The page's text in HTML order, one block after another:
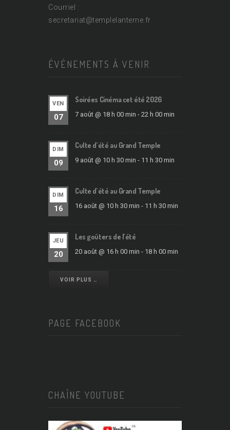
Courriel :
secretariat@templelanterne.fr
ÉVÉNEMENTS À VENIR
VEN
07
Soirées Cinéma cet été 2026
7 août @ 18 h 00 min - 22 h 00 min
DIM
09
Culte d’été au Grand Temple
9 août @ 10 h 30 min - 11 h 30 min
DIM
16
Culte d’été au Grand Temple
16 août @ 10 h 30 min - 11 h 30 min
JEU
20
Les goûters de l’été
20 août @ 16 h 00 min - 18 h 00 min
VOIR PLUS …
PAGE FACEBOOK
CHAÎNE YOUTUBE